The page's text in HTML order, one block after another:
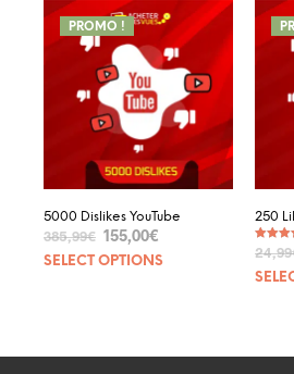
PROMO !
5000 Dislikes YouTube
385,99€ 155,00€
SELECT OPTIONS
250
Note
5.00
sur 5
24,99